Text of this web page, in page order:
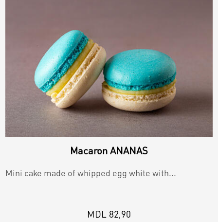
Macaron ANANAS
Mini cake made of whipped egg white with...
MDL 82,90